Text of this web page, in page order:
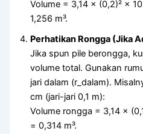
Volume = 3,14 × (0,2)² ×
1,256 m³.
Perhatikan Rongga (Jika
Jika spun pile berongga,
volume total. Gunakan
jari dalam (r_dalam).
cm (jari-jari 0,1 m):
Volume rongga = 3,14 ×
= 0,314 m³.